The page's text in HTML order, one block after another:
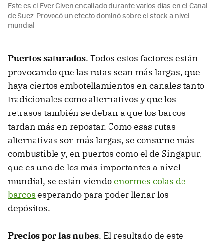
Este es el Ever Given encallado durante varios días en el Canal
de Suez. Provocó un efecto dominó sobre el stock a nivel
mundial
Puertos saturados. Todos estos factores están
provocando que las rutas sean más largas, que
haya ciertos embotellamientos en canales tanto
tradicionales como alternativos y que los
retrasos también se deban a que los barcos
tardan más en repostar. Como esas rutas
alternativas son más largas, se consume más
combustible y, en puertos como el de Singapur,
que es uno de los más importantes a nivel
mundial, se están viendoenormes colas de
barcos esperando para poder llenar los
depósitos.
Precios por las nubes. El resultado de este